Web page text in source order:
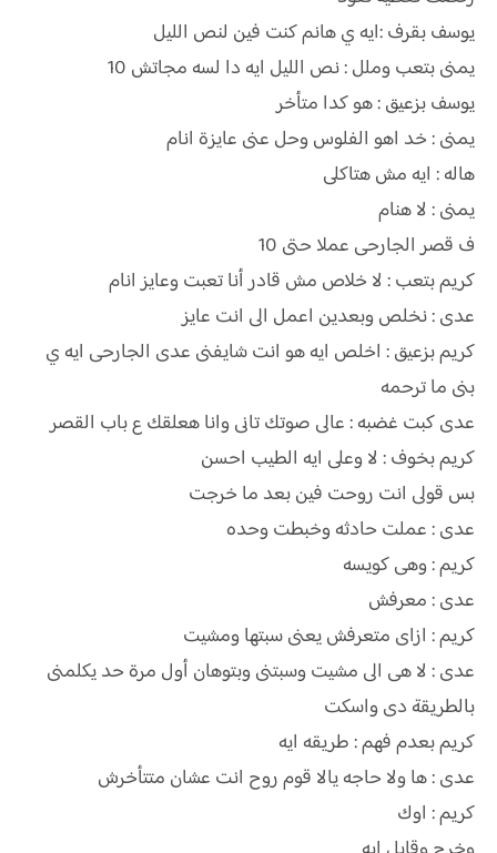
يوسف بقرف :ايه ي هانم كنت فين لنص الليل
يمنى بتعب وملل : نص الليل ايه دا لسه مجاتش 10
يوسف بزعيق : هو كدا متأخر
يمنى : خد اهو الفلوس وحل عنى عايزة انام
هاله : ايه مش هتاكلى
يمنى : لا هنام
ف قصر الجارحى عملا حتى 10
كريم بتعب : لا خلاص مش قادر أنا تعبت وعايز انام
عدى : نخلص وبعدين اعمل الى انت عايز
كريم بزعيق : اخلص ايه هو انت شايفنى عدى الجارحى ايه ي
بنى ما ترحمه
عدى كبت غضبه : عالى صوتك تانى وانا هعلقك ع باب القصر
كريم بخوف : لا وعلى ايه الطيب احسن
بس قولى انت روحت فين بعد ما خرجت
عدى : عملت حادثه وخبطت وحده
كريم : وهى كويسه
عدى : معرفش
كريم : ازاى متعرفش يعنى سبتها ومشيت
عدى : لا هى الى مشيت وسبتنى وبتوهان أول مرة حد يكلمنى
بالطريقة دى واسكت
كريم بعدم فهم : طريقه ايه
عدى : ها ولا حاجه يالا قوم روح انت عشان متتأخرش
كريم : اوك